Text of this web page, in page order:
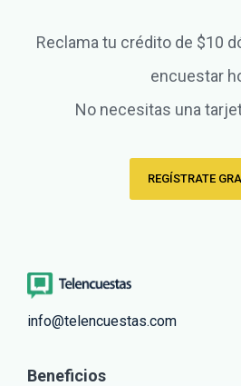
Reclama tu crédito de $10
encuestar
No necesitas una
REGÍSTRATE
info@telencuestas.com
Beneficios